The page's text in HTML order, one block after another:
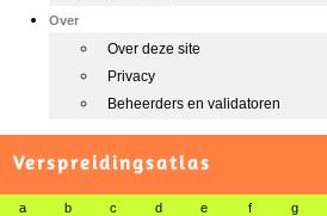
Over
Over deze site
Privacy
Beheerders en validatoren
Verspreidingsatlas
a b c d e f g